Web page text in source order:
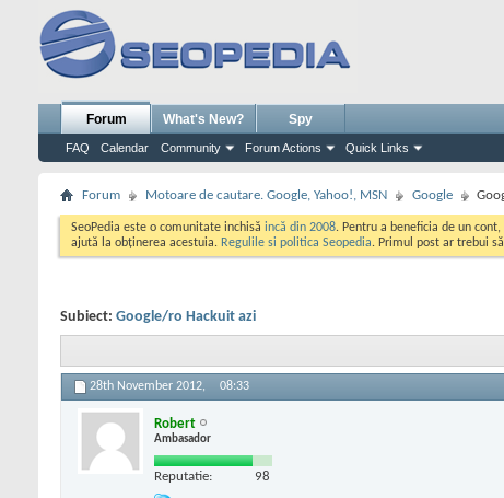
Forum
FAQ Calendar Community Forum Actions Quick Links
What's New? Spy
Forum Motoare de cautare. Google, Yahoo!, MSN Google
SeoPedia este o comunitate inchisă incă din 2008. Pentru a beneficia de un
ajută la obținerea acestuia. Regulile si politica Seopedia. Primul post ar trebui
Subiect: Google/ro Hackuit azi
28th November 2012, 08:33
Robert
Ambasador
Reputatie: 98